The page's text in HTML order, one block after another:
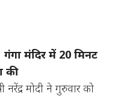
गंगा मंदिर में 20 मिनट
की
नरेंद्र मोदी ने गुरुवार को